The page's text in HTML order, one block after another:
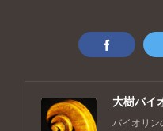
大樹バイ
バイオリン